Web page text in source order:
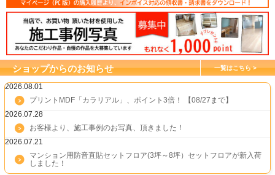
ショップからのお知らせ 一覧はこちら
2026.08.01
プリントMDF「カラリアル」、ポイント3倍！ 【08/27まで】
2026.07.28
お客様より、施工事例のお写真、頂きました！
2026.07.21
マンション用防音直貼セットフロア(3坪～8坪）セットフロアが新入荷
しました！